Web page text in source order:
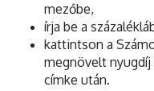
mezőbe,
írja be a
kattintson a
megnövelt nyugdíj
címke után.